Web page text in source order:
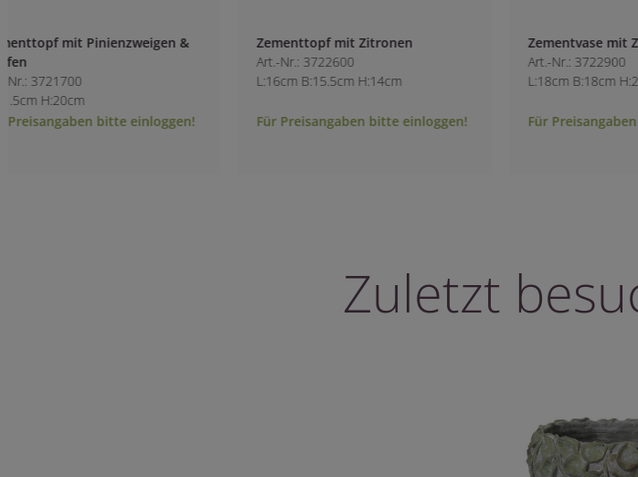
Zementtopf mit Zitronen
Art.-Nr.: 3722600
L:16cm B:15.5cm H:14cm
Für Preisangaben bitte einloggen!
Zementvase mit Zitronen
Art.-Nr.: 3722900
L:18cm B:18cm H:22cm
Für Preisangaben bitte einloggen!
Art.-Nr.:
L:21cm
Für
Zuletzt